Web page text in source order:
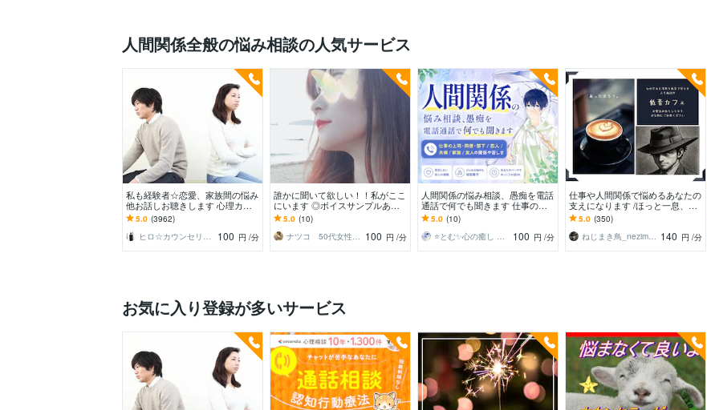
人間関係全般の悩み相談の人気サービス
私も経験者☆恋愛、家族間の悩み
他お話しお聴きします 心理カウ
ンセラーが恋愛・復縁・夫婦問題
等☆解決策を共有します
5.0 (3962)
ヒロ☆カウンセリング＆コンサルティング
100 円 /分
誰かに聞いて欲しい！！私がここ
にいます ◎ボイスサンプルあり
◎ゆっくり丁寧にお話お聴きしま
す。
5.0 (10)
ナツコ 50代女性 ８月限定お値下げ中！ 100 円 /分
人間関係の悩み相談、愚痴を電話
通話で何でも聞きます 仕事の上
司・同僚・部下/恋人/夫婦/家族/友
人の関係や苦しさ
5.0 (10)
⭐とむ✨心の癒し お悩み相談 恋愛相談
100 円 /分
仕事や人間関係で悩めるあなたの
支えになります /ほっと一息、あ
たたかくてやわらかい時間を低音
と共に
5.0 (350)
ねじまき鳥_nezimakidori 140 円 /分
お気に入り登録が多いサービス